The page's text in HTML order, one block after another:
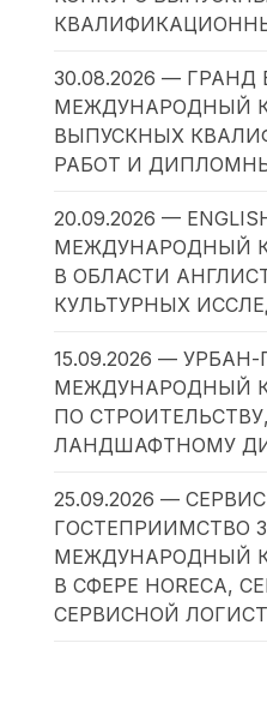
30.08.2026 — ГРАНД
МЕЖДУНАРОДНЫЙ
ВЫПУСКНЫХ
РАБОТ И
20.09.2026 —
МЕЖДУНАРОДНЫЙ
В ОБЛАСТИ
КУЛЬТУРНЫХ
15.09.2026 —
МЕЖДУНАРОДНЫЙ
ПО
ЛАНДШАФТНОМУ
25.09.2026 —
ГОСТЕПРИИМСТВО
МЕЖДУНАРОДНЫЙ
В СФЕРЕ HORECA,
СЕРВИСНОЙ